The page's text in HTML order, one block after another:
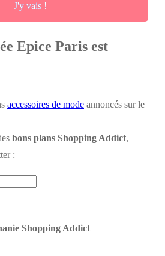
J'y vais !
Epice Paris est
accessoires de mode annoncés sur le
bons plans Shopping Addict,
:
Shopping Addict